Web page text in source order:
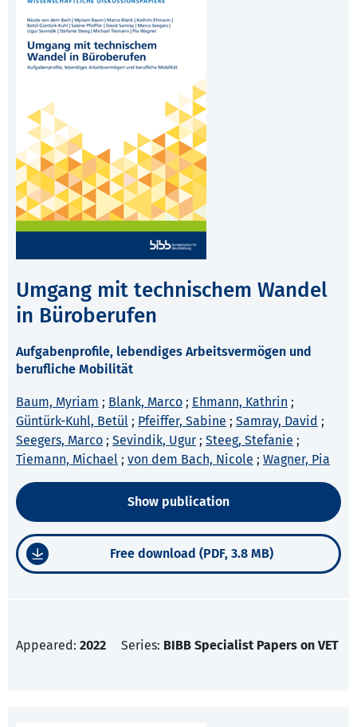
Umgang mit technischem Wandel
in Büroberufen
Aufgabenprofile, lebendiges Arbeitsvermögen und
berufliche Mobilität
Baum, Myriam ; Blank, Marco ; Ehmann, Kathrin ;
Güntürk-Kuhl, Betül ; Pfeiffer, Sabine ; Samray, David ;
Seegers, Marco ; Sevindik, Ugur ; Steeg, Stefanie ;
Tiemann, Michael ; von dem Bach, Nicole ; Wagner, Pia
Show publication
Free download (PDF, 3.8 MB)
Appeared: 2022 Series: BIBB Specialist Papers on VET